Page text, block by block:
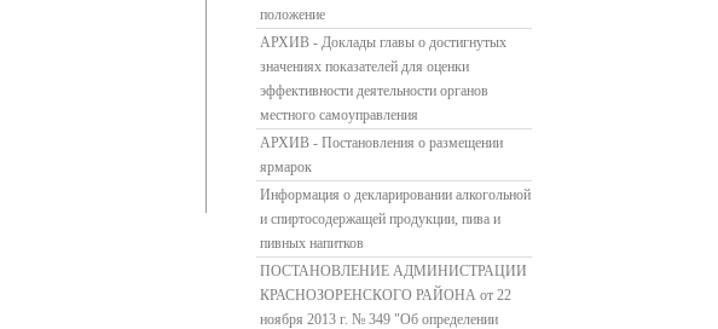
положение
АРХИВ - Доклады главы о достигнутых
значениях показателей для оценки
эффективности деятельности органов
местного самоуправления
АРХИВ - Постановления о размещении
ярмарок
Информация о декларировании алкогольной
и спиртосодержащей продукции, пива и
пивных напитков
ПОСТАНОВЛЕНИЕ АДМИНИСТРАЦИИ
КРАСНОЗОРЕНСКОГО РАЙОНА от 22
ноября 2013 г. № 349 "Об определении